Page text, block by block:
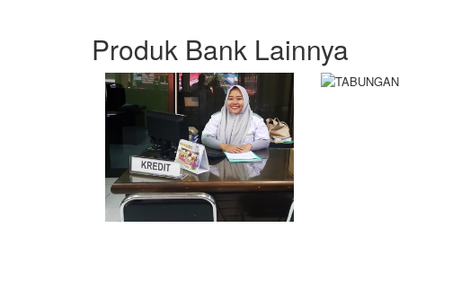
Produk Bank Lainnya